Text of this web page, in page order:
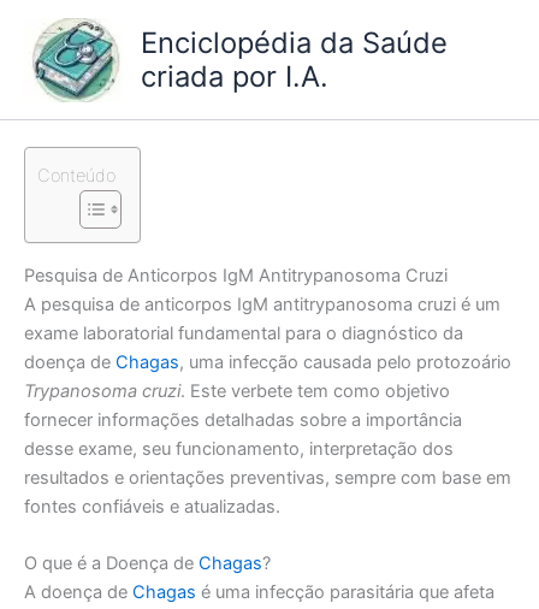
conteúdo
Enciclopédia da Saúde
criada por I.A.
Conteúdo
Pesquisa de Anticorpos IgM Antitrypanosoma Cruzi
A pesquisa de anticorpos IgM antitrypanosoma cruzi é um
exame laboratorial fundamental para o diagnóstico da
doença de Chagas, uma infecção causada pelo protozoário
Trypanosoma cruzi. Este verbete tem como objetivo
fornecer informações detalhadas sobre a importância
desse exame, seu funcionamento, interpretação dos
resultados e orientações preventivas, sempre com base em
fontes confiáveis e atualizadas.
O que é a Doença de Chagas?
A doença de Chagas é uma infecção parasitária que afeta